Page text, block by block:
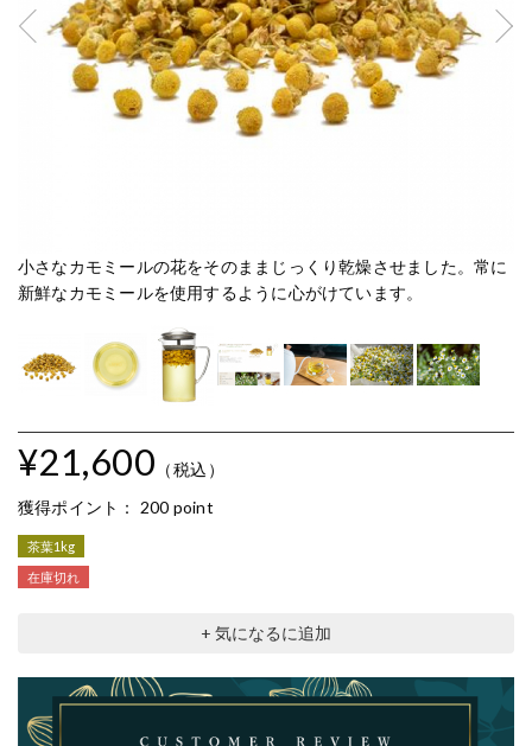
小さなカモミールの花をそのままじっくり乾燥させました。常に
新鮮なカモミールを使用するように心がけています。
¥21,600 （税込）
獲得ポイント： 200 point
茶葉1kg
在庫切れ
+ 気になるに追加